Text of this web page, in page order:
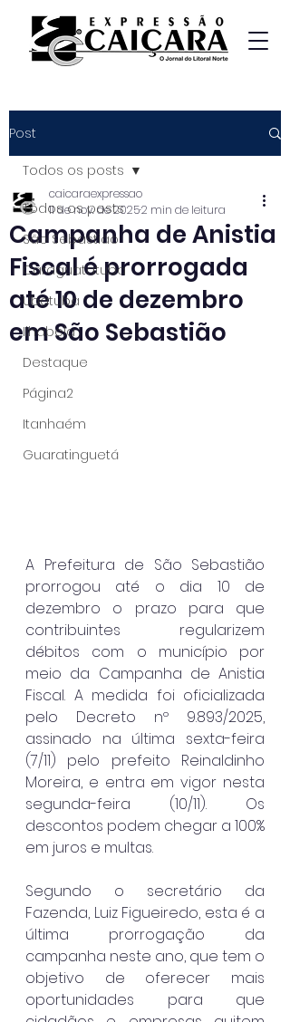
Post
Todos os posts
São Sebastião
Caraguatatuba
Ubatuba
Ilhabela
Destaque
Página2
Itanhaém
Guaratinguetá
Todos os posts
Campanha de Anistia
Fiscal é prorrogada
até 10 de dezembro
em São Sebastião
caicaraexpressao
11 de nov. de 20252 min de leitura
A Prefeitura de São Sebastião
prorrogou até o dia 10 de
dezembro o prazo para que
contribuintes regularizem
débitos com o município por
meio da Campanha de Anistia
Fiscal. A medida foi oficializada
pelo Decreto nº 9.893/2025,
assinado na última sexta-feira
(7/11) pelo prefeito Reinaldinho
Moreira, e entra em vigor nesta
segunda-feira (10/11). Os
descontos podem chegar a 100%
em juros e multas.
Segundo o secretário da
Fazenda, Luiz Figueiredo, esta é a
última prorrogação da
campanha neste ano, que tem o
objetivo de oferecer mais
oportunidades para que